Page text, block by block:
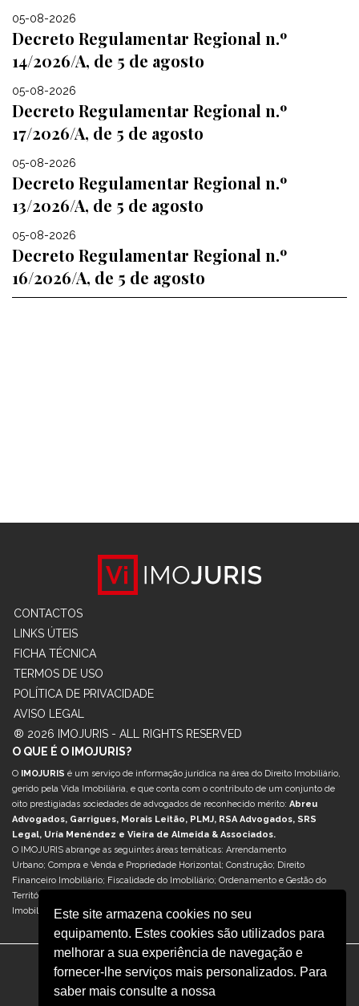
Este site armazena cookies no seu
equipamento. Estes cookies são utilizados para
melhorar a sua experiência de navegação e
fornecer-lhe serviços mais personalizados. Para
saber mais consulte a nossa
05-08-2026
Decreto Regulamentar Regional n.º
14/2026/A, de 5 de agosto
05-08-2026
Decreto Regulamentar Regional n.º
17/2026/A, de 5 de agosto
05-08-2026
Decreto Regulamentar Regional n.º
13/2026/A, de 5 de agosto
05-08-2026
Decreto Regulamentar Regional n.º
16/2026/A, de 5 de agosto
CONTACTOS
LINKS ÚTEIS
FICHA TÉCNICA
TERMOS DE USO
POLÍTICA DE PRIVACIDADE
AVISO LEGAL
® 2026 IMOJURIS - ALL RIGHTS RESERVED
O QUE É O IMOJURIS?
O IMOJURIS é um serviço de informação jurídica na área do Direito Imobiliário,
gerido pela Vida Imobiliária, e que conta com o contributo de um conjunto de
oito prestigiadas sociedades de advogados de reconhecido mérito: Abreu
Advogados, Garrigues, Morais Leitão, PLMJ, RSA Advogados, SRS
Legal, Uría Menéndez e Vieira de Almeida & Associados.
O IMOJURIS abrange as seguintes áreas temáticas: Arrendamento
Urbano; Compra e Venda e Propriedade Horizontal; Construção; Direito
Financeiro Imobiliário; Fiscalidade do Imobiliário; Ordenamento e Gestão do
Território; Reabilitação Urbana; Retail & Centros Comerciais; Sociedades e M&A
Imobiliário; e Turismo & Hotelaria.